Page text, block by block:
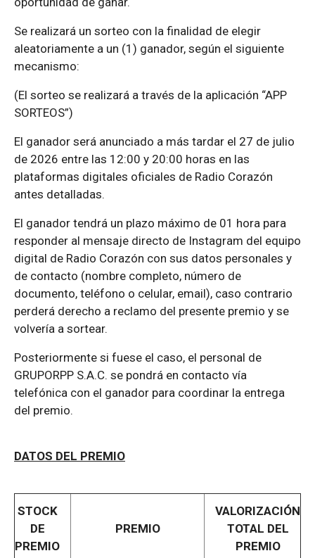
Se realizará un sorteo con la finalidad de elegir
aleatoriamente a un (1) ganador, según el siguiente
mecanismo:
(El sorteo se realizará a través de la aplicación “APP
SORTEOS”)
El ganador será anunciado a más tardar el 27 de julio
de 2026 entre las 12:00 y 20:00 horas en las
plataformas digitales oficiales de Radio Corazón
antes detalladas.
El ganador tendrá un plazo máximo de 01 hora para
responder al mensaje directo de Instagram del equipo
digital de Radio Corazón con sus datos personales y
de contacto (nombre completo, número de
documento, teléfono o celular, email), caso contrario
perderá derecho a reclamo del presente premio y se
volvería a sortear.
Posteriormente si fuese el caso, el personal de
GRUPORPP S.A.C. se pondrá en contacto vía
telefónica con el ganador para coordinar la entrega
del premio.
DATOS DEL PREMIO
STOCK
DE
PREMIO
PREMIO
VALORIZACIÓN
TOTAL DEL
PREMIO